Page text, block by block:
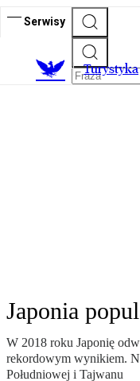
Serwisy
Turystyka
Japonia
W 2018 roku Japonię
rekordowym wynikiem.
Południowej i Tajwanu